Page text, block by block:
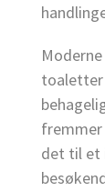
toaletter
fremmer
det til et